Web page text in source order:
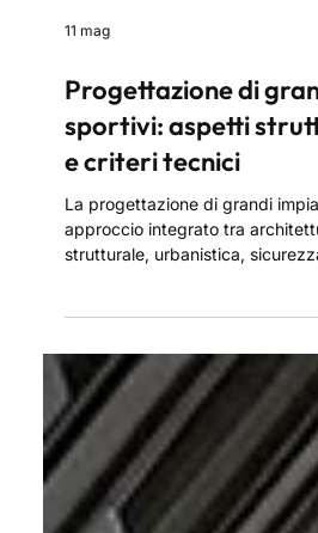
11 mag
e criteri tecnici
La progettazione di grandi
approccio integrato tra
strutturale, urbanistica,
scelta dell’area alle analisi
dei flussi e ai criteri ESG, ogni